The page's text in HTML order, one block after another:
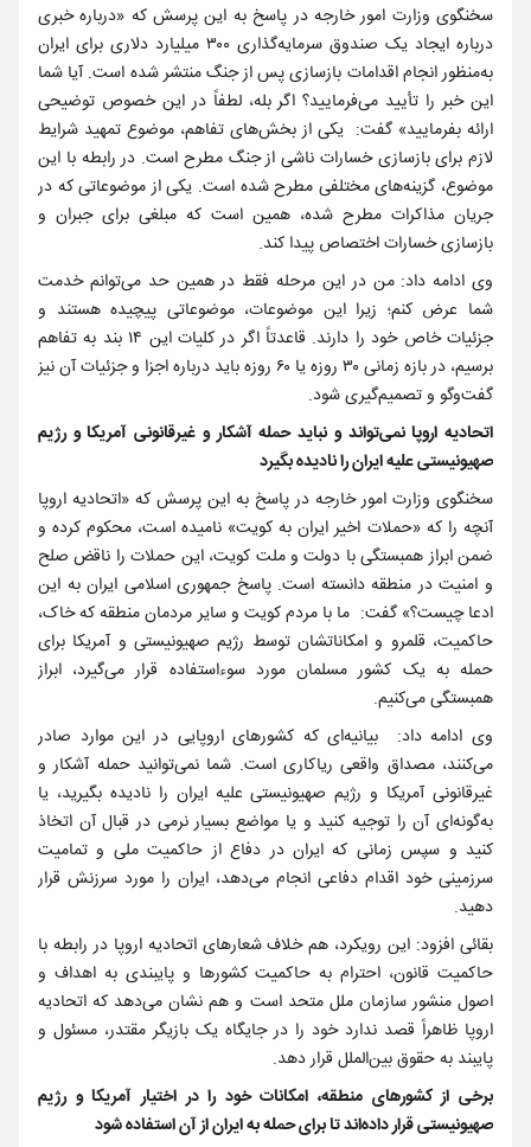
سخنگوی وزارت امور خارجه در پاسخ به این پرسش که «درباره خبری
درباره ایجاد یک صندوق سرمایه‌گذاری ۳۰۰ میلیارد دلاری برای ایران
به‌منظور انجام اقدامات بازسازی پس از جنگ منتشر شده است. آیا شما
این خبر را تأیید می‌فرمایید؟ اگر بله، لطفاً در این خصوص توضیحی
ارائه بفرمایید» گفت: یکی از بخش‌های تفاهم، موضوع تمهید شرایط
لازم برای بازسازی خسارات ناشی از جنگ مطرح است. در رابطه با این
موضوع، گزینه‌های مختلفی مطرح شده است. یکی از موضوعاتی که در
جریان مذاکرات مطرح شده، همین است که مبلغی برای جبران و
بازسازی خسارات اختصاص پیدا کند.
وی ادامه داد: من در این مرحله فقط در همین حد می‌توانم خدمت
شما عرض کنم؛ زیرا این موضوعات، موضوعاتی پیچیده هستند و
جزئیات خاص خود را دارند. قاعدتاً اگر در کلیات این ۱۴ بند به تفاهم
برسیم، در بازه زمانی ۳۰ روزه یا ۶۰ روزه باید درباره اجزا و جزئیات آن نیز
گفت‌وگو و تصمیم‌گیری شود.
اتحادیه اروپا نمی‌تواند و نباید حمله آشکار و غیرقانونی آمریکا و رژیم
صهیونیستی علیه ایران را نادیده بگیرد
سخنگوی وزارت امور خارجه در پاسخ به این پرسش که «اتحادیه اروپا
آنچه را که «حملات اخیر ایران به کویت» نامیده است، محکوم کرده و
ضمن ابراز همبستگی با دولت و ملت کویت، این حملات را ناقض صلح
و امنیت در منطقه دانسته است. پاسخ جمهوری اسلامی ایران به این
ادعا چیست؟» گفت: ما با مردم کویت و سایر مردمان منطقه که خاک،
حاکمیت، قلمرو و امکاناتشان توسط رژیم صهیونیستی و آمریکا برای
حمله به یک کشور مسلمان مورد سوءاستفاده قرار می‌گیرد، ابراز
همبستگی می‌کنیم.
وی ادامه داد: بیانیه‌ای که کشورهای اروپایی در این موارد صادر
می‌کنند، مصداق واقعی ریاکاری است. شما نمی‌توانید حمله آشکار و
غیرقانونی آمریکا و رژیم صهیونیستی علیه ایران را نادیده بگیرید، یا
به‌گونه‌ای آن را توجیه کنید و یا مواضع بسیار نرمی در قبال آن اتخاذ
کنید و سپس زمانی که ایران در دفاع از حاکمیت ملی و تمامیت
سرزمینی خود اقدام دفاعی انجام می‌دهد، ایران را مورد سرزنش قرار
دهید.
بقائی افزود: این رویکرد، هم خلاف شعارهای اتحادیه اروپا در رابطه با
حاکمیت قانون، احترام به حاکمیت کشورها و پایبندی به اهداف و
اصول منشور سازمان ملل متحد است و هم نشان می‌دهد که اتحادیه
اروپا ظاهراً قصد ندارد خود را در جایگاه یک بازیگر مقتدر، مسئول و
پایبند به حقوق بین‌الملل قرار دهد.
برخی از کشورهای منطقه، امکانات خود را در اختیار آمریکا و رژیم
صهیونیستی قرار داده‌اند تا برای حمله به ایران از آن استفاده شود